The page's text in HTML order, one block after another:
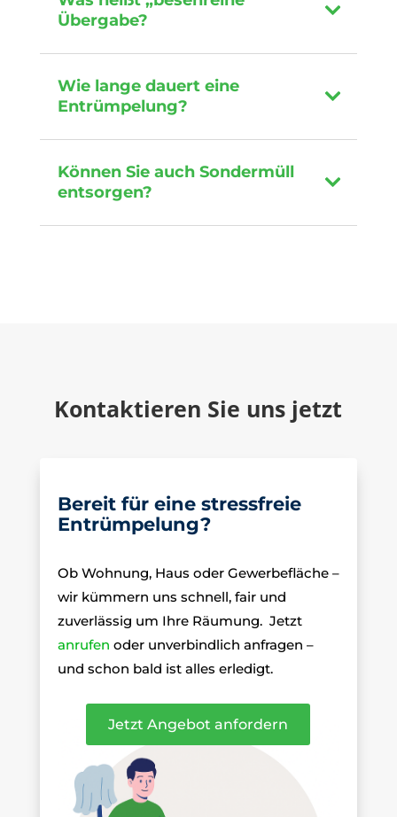
Übergabe?
Wie lange dauert eine
Entrümpelung?
Können Sie auch Sondermüll
entsorgen?
Kontaktieren Sie uns jetzt
Bereit für eine stressfreie
Entrümpelung?
Ob Wohnung, Haus oder Gewerbefläche –
wir kümmern uns schnell, fair und
zuverlässig um Ihre Räumung. Jetzt
anrufen oder unverbindlich anfragen –
und schon bald ist alles erledigt.
Jetzt Angebot anfordern